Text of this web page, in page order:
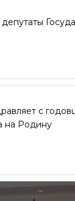
с
на Родину